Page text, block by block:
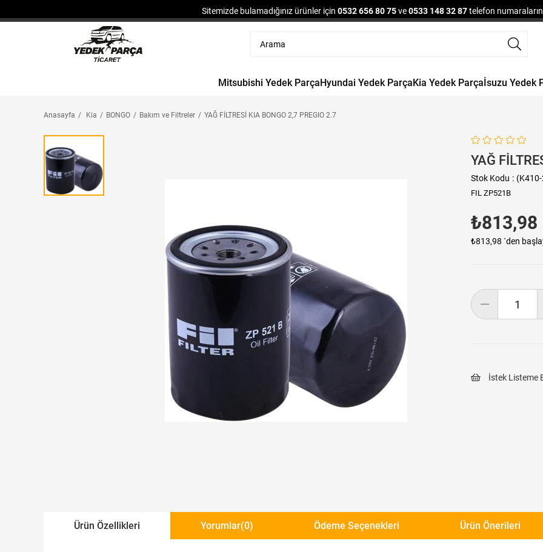
Sitemizde bulamadığınız ürünler için 0532 656 80 75ve0533 148 32 87telefon
Mitsubishi Yedek ParçaHyundai Yedek ParçaKia Yedek Parçaİsuzu Yedek
Anasayfa Kia BONGO Bakım ve Filtreler YAĞ FİLTRESİ KIA BONGO 2,7 PREGIO 2.7
YAĞ
Stok Kodu
FIL ZP521B
₺813,98
₺813,98 `den
İstek Listeme
Ürün Özellikleri Yorumlar(0) Ödeme Seçenekleri Ürün Önerileri